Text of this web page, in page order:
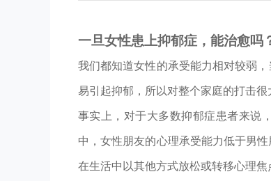
一旦女性患上抑郁症，能治愈吗
我们都知道女性的承受能力相对较弱
易引起抑郁，所以对整个家庭的打击
事实上，对于大多数抑郁症患者来说
中，女性朋友的心理承受能力低于男
在生活中以其他方式放松或转移心理